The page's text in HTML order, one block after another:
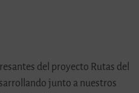
del proyecto Rutas del
junto a nuestros